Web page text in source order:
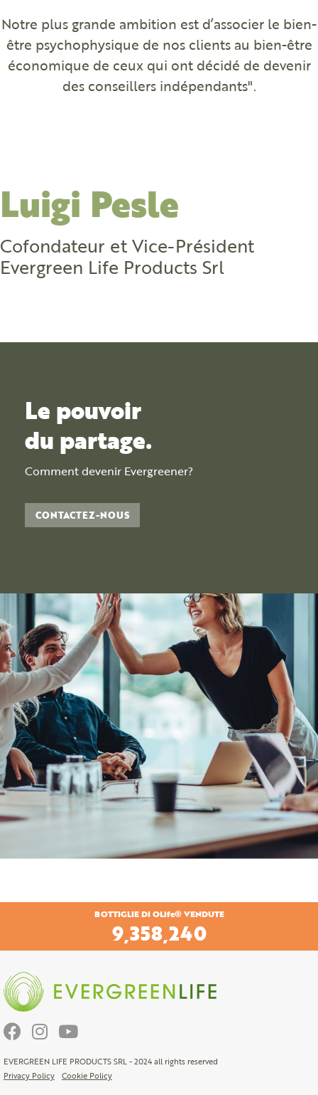
Notre plus grande ambition est d’associer le bien-
être psychophysique de nos clients au bien-être
économique de ceux qui ont décidé de devenir
des conseillers indépendants".
Luigi Pesle
Cofondateur et Vice-Président
Evergreen Life Products Srl
Le pouvoir
du partage.
Comment devenir Evergreener?
CONTACTEZ-NOUS
BOTTIGLIE DI OLife® VENDUTE
9,358,240
EVERGREEN LIFE PRODUCTS SRL - 2024 all rights reserved
Privacy Policy
Cookie Policy